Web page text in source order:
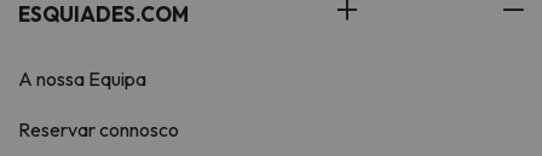
ESQUIADES.COM
A nossa Equipa
Reservar connosco